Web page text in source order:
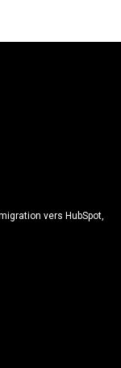
vers HubSpot,